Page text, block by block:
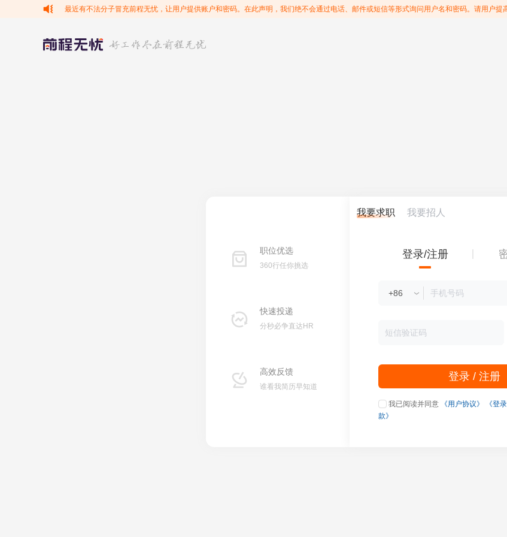
最近有不法分子冒充前程无忧，让用户提供账户和密码。在此声明，我们绝不会通过电话、邮件或短信等形式询问用户名和密码。请用户提
职位优选
360行任你挑选
快速投递
分秒必争直达HR
高效反馈
谁看我简历早知道
我要求职 我要招人
登录/注册
登录 / 注册
我已阅读并同意 《用户协议》 《登
款》